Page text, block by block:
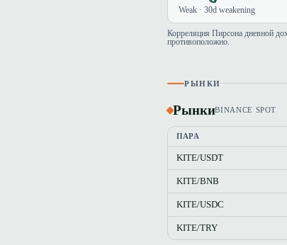
Weak · 30d weakening
Корреляция Пирсона дневной
противоположно.
РЫНКИ
РынкиBINANCE SPOT
ПАРА
KITE/USDT
KITE/BNB
KITE/USDC
KITE/TRY